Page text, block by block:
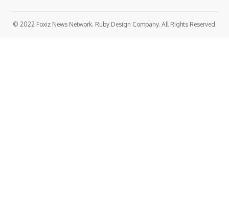
© 2022 Foxiz News Network. Ruby Design Company. All Rights Reserved.